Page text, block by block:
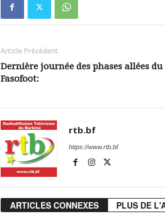
Article Précédent
Dernière journée des phases allées du
Fasofoot:
rtb.bf
https://www.rtb.bf
ARTICLES CONNEXES PLUS DE